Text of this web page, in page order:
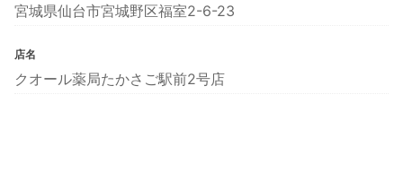
宮城県仙台市宮城野区福室2-6-23
店名
クオール薬局たかさご駅前2号店